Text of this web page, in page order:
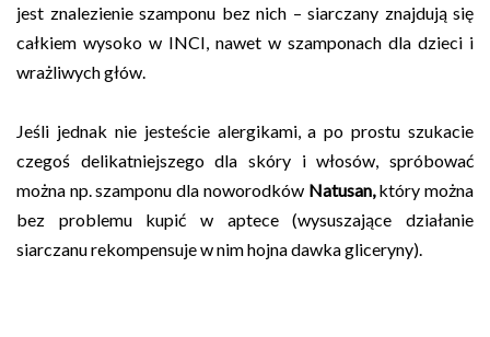
jest znalezienie szamponu bez nich – siarczany znajdują się
całkiem wysoko w INCI, nawet w szamponach dla dzieci i
wrażliwych głów.
Jeśli jednak nie jesteście alergikami, a po prostu szukacie
czegoś delikatniejszego dla skóry i włosów, spróbować
można np. szamponu dla noworodków Natusan,który można
bez problemu kupić w aptece (wysuszające działanie
siarczanu rekompensuje w nim hojna dawka gliceryny).